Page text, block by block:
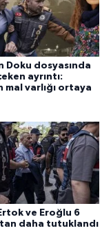
Doku dosyasında
ayrıntı:
mal varlığı ortaya
ve Eroğlu 6
daha tutuklandı